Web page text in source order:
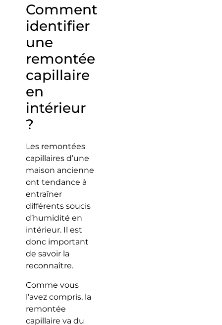
Comment
identifier
une
remontée
capillaire
en
intérieur
?
Les remontées
capillaires d’une
maison ancienne
ont tendance à
entraîner
différents soucis
d’humidité en
intérieur. Il est
donc important
de savoir la
reconnaître.
Comme vous
l’avez compris, la
remontée
capillaire va du